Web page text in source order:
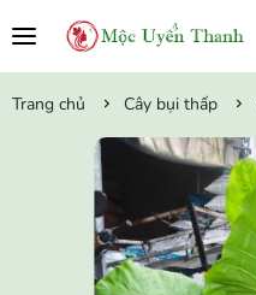
Trang chủ Cây bụi thấp